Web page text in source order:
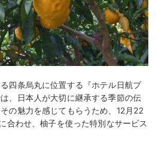
四条烏丸に位置する『ホテル日航プ
、日本人が大切に継承する季節の伝
の魅力を感じてもらうため、12月22
合わせ、柚子を使った特別なサービス